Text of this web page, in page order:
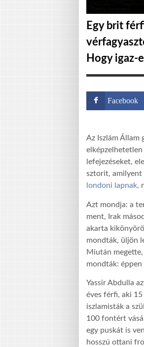
Egy brit
Hogy igaz-
Facebook
Az Iszlám Állam
lefejezéseket,
sztorit, amilyent
londoni lapnak,
Azt mondja: a
ment, Irak
akarta
mondták, üljön
Miután
mondták:
Yassir Abdulla
éves férfi, aki
iszlamisták a
100 fontért
egy puskát is
hosszú ottani